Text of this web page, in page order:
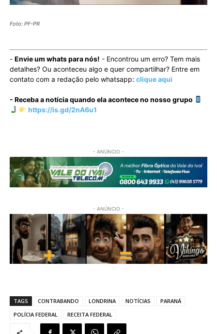
Foto: PF-PR
- Envie um whats para nós! - Encontrou um erro? Tem mais
detalhes? Ou aconteceu algo e quer compartilhar? Entre em
contato com a redação pelo whatsapp: clique aqui
- Receba a notícia quando ela acontece no nosso grupo
https://is.gd/2nA6u1
- ANÚNCIO -
- ANÚNCIO -
TAGS CONTRABANDO LONDRINA NOTÍCIAS
PARANÁ
POLÍCIA FEDERAL
RECEITA FEDERAL